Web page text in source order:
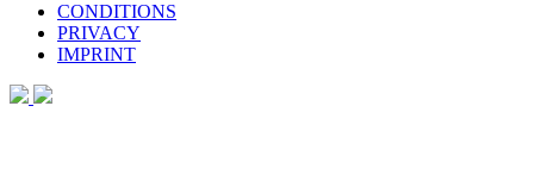
CONDITIONS
PRIVACY
IMPRINT